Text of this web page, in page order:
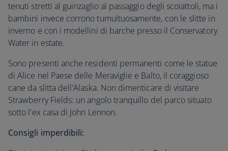
tenuti stretti al guinzaglio al passaggio degli scoiattoli, ma i
bambini invece corrono tumultuosamente, con le slitte in
inverno e con i modellini di barche presso il Conservatory
Water in estate.
Sono presenti anche residenti permanenti come le statue
di Alice nel Paese delle Meraviglie e Balto, il coraggioso
cane da slitta dell'Alaska. Non dimenticare di visitare
Strawberry Fields: un angolo tranquillo del parco situato
sotto l'ex casa di John Lennon.
Consigli imperdibili: